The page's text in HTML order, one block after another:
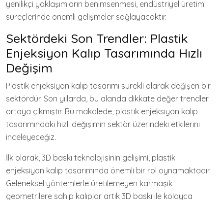
yenilikçi yaklaşımların benimsenmesi, endüstriyel üretim
süreçlerinde önemli gelişmeler sağlayacaktır.
Sektördeki Son Trendler: Plastik
Enjeksiyon Kalıp Tasarımında Hızlı
Değişim
Plastik enjeksiyon kalıp tasarımı sürekli olarak değişen bir
sektördür. Son yıllarda, bu alanda dikkate değer trendler
ortaya çıkmıştır. Bu makalede, plastik enjeksiyon kalıp
tasarımındaki hızlı değişimin sektör üzerindeki etkilerini
inceleyeceğiz.
İlk olarak, 3D baskı teknolojisinin gelişimi, plastik
enjeksiyon kalıp tasarımında önemli bir rol oynamaktadır.
Geleneksel yöntemlerle üretilemeyen karmaşık
geometrilere sahip kalıplar artık 3D baskı ile kolayca